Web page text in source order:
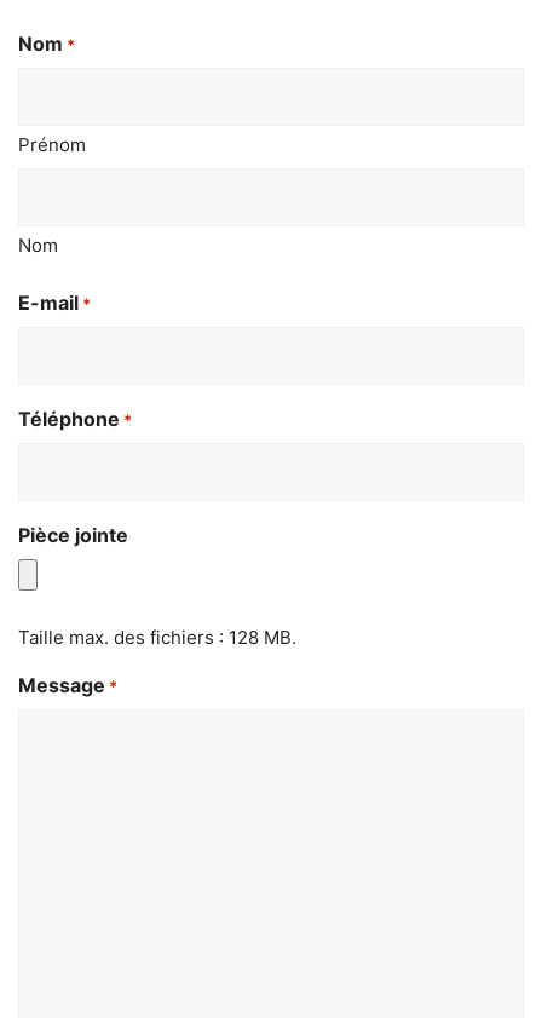
Nom *
Prénom
Nom
E-mail *
Téléphone *
Pièce jointe
Taille max. des fichiers : 128 MB.
Message *